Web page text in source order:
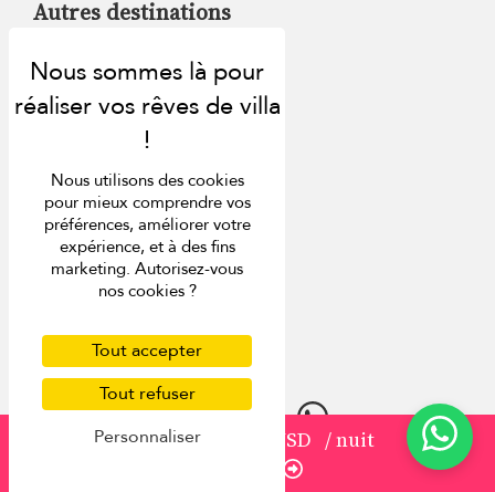
à partir de 2 606 USD / nuit
Autres destinations
Villas à Bali (Indonésie)
Villas à Koh Samui (Thaïlande)
Villas au Sri Lanka
Villas à l'île Maurice
Villas en Italie
Villas à Saint Barth
Inspirations
Réductions de dernière minute
Guide de voyage
Nous utilisons des cookies
pour mieux comprendre vos
préférences, améliorer votre
expérience, et à des fins
marketing. Autorisez-vous
nos cookies ?
Tout accepter
Tout refuser
Personnaliser